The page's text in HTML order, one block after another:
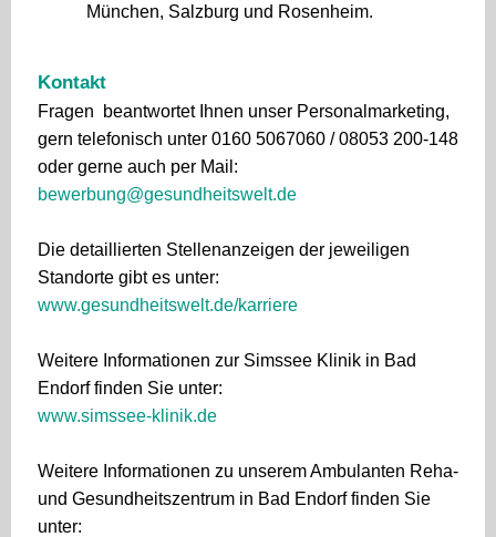
München, Salzburg und Rosenheim.
Kontakt
Fragen beantwortet Ihnen unser Personalmarketing,
gern telefonisch unter 0160 5067060 / 08053 200-148
oder gerne auch per Mail:
bewerbung@gesundheitswelt.de
Die detaillierten Stellenanzeigen der jeweiligen
Standorte gibt es unter:
www.gesundheitswelt.de/karriere
Weitere Informationen zur Simssee Klinik in Bad
Endorf finden Sie unter:
www.simssee-klinik.de
Weitere Informationen zu unserem Ambulanten Reha-
und Gesundheitszentrum in Bad Endorf finden Sie
unter: